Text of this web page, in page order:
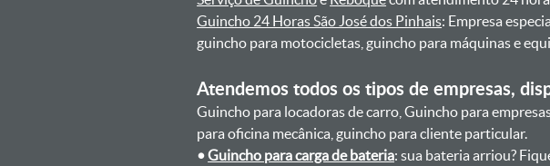
Guincho 24 Horas São José dos Pinhais: Empresa
guincho para motocicletas, guincho para máquinas e
Atendemos todos os tipos de empresas,
Guincho para locadoras de carro, Guincho para
para oficina mecânica, guincho para cliente particular.
•Guincho para carga de bateria: sua bateria arriou?